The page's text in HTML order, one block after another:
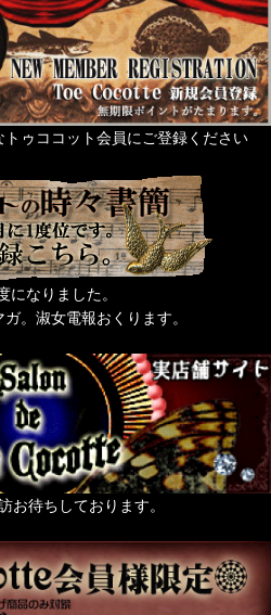
下のお品）
ゥココット会員にご登録ください
になりました。
。淑女電報おくります。
お待ちしております。